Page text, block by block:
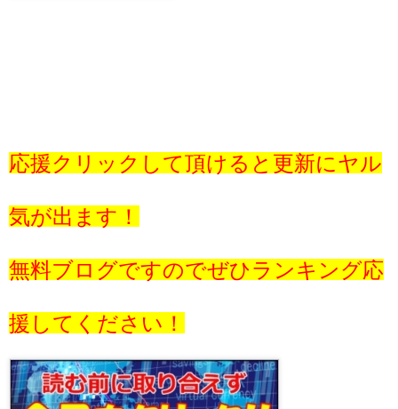
応援クリックして頂けると更新にヤル
気が出ます！
無料ブログですのでぜひランキング応
援してください！